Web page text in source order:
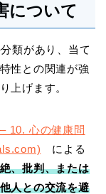
について
類があり、当て
性との関連が強
り上げます。
10. 心の健康問
による
、批判、または
人との交流を避